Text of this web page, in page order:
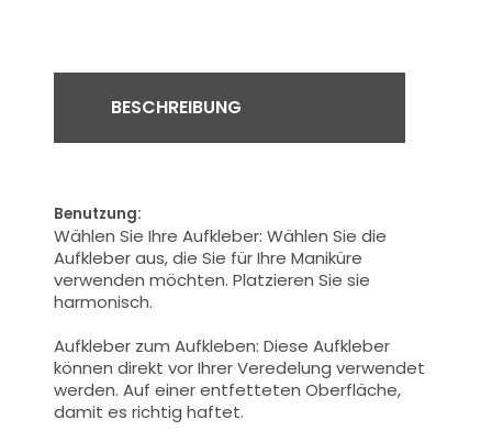
BESCHREIBUNG
Benutzung:
Wählen Sie Ihre Aufkleber: Wählen Sie die
Aufkleber aus, die Sie für Ihre Maniküre
verwenden möchten. Platzieren Sie sie
harmonisch.
Aufkleber zum Aufkleben: Diese Aufkleber
können direkt vor Ihrer Veredelung verwendet
werden. Auf einer entfetteten Oberfläche,
damit es richtig haftet.